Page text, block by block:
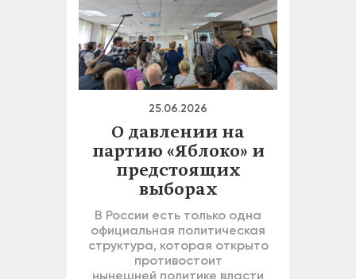
25.06.2026
О давлении на
партию «Яблоко» и
предстоящих
выборах
В России есть только одна
официальная политическая
структура, которая открыто
противостоит
нынешней политике власти